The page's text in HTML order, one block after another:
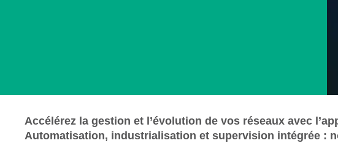
Accélérez la gestion et l’évolution de vos réseaux avec
Automatisation, industrialisation et supervision intégrée :